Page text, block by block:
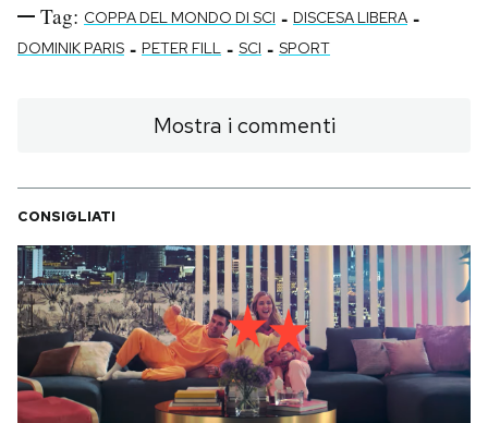
Tag: COPPA DEL MONDO DI SCI - DISCESA LIBERA -
DOMINIK PARIS - PETER FILL - SCI - SPORT
Mostra i commenti
CONSIGLIATI